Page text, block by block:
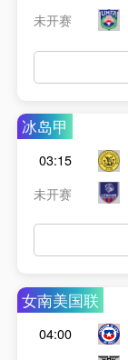
未开赛
冰岛甲
03:15
未开赛
女南美国联
04:00